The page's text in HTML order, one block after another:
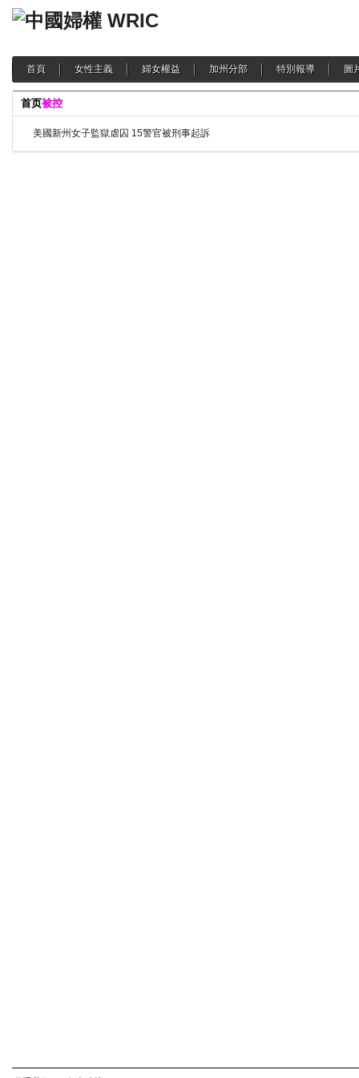
首頁 女性主義 婦女權益 加州分部 特別報導 圖
首页被控
美國新州女子監獄虐囚 15警官被刑事起訴